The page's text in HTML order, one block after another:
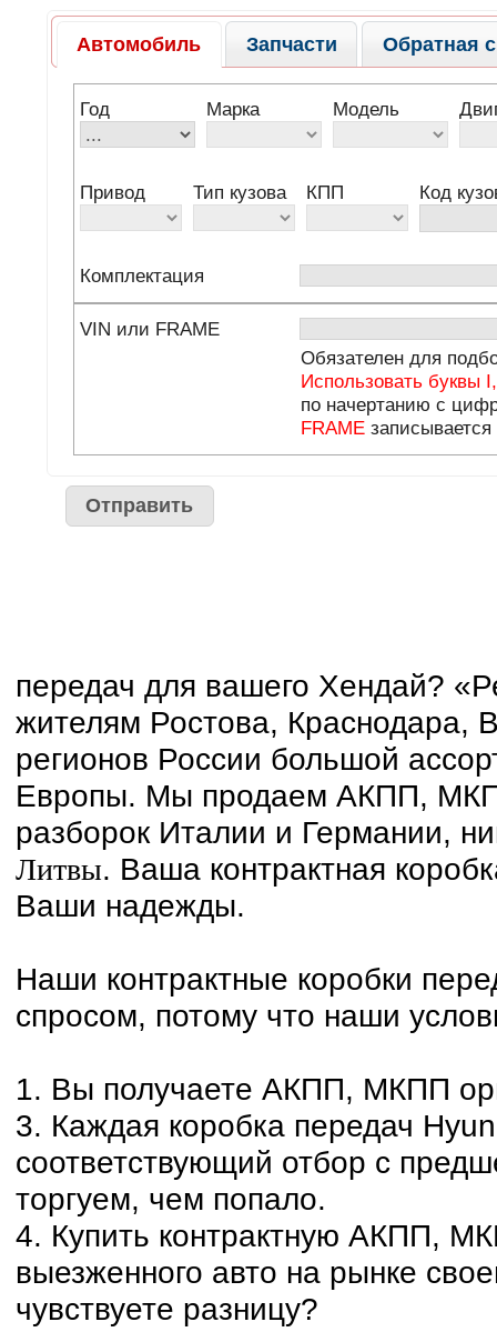
передач для вашего Хендай?
жителям Ростова, Краснодара,
регионов России большой
Европы. Мы продаем АКПП,
разборок Италии и Германии,
Литвы. Ваша контрактная
Ваши надежды.
Наши контрактные коробки
спросом, потому что наши
1. Вы получаете АКПП, МКПП
3. Каждая коробка передач
соответствующий отбор с
торгуем, чем попало.
4. Купить контрактную АКПП,
выезженного авто на рынке
чувствуете разницу?